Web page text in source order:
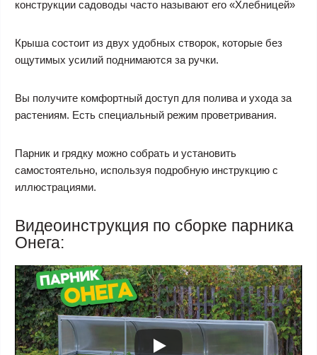
конструкции садоводы часто называют его «Хлебницей»
Крыша состоит из двух удобных створок, которые без
ощутимых усилий поднимаются за ручки.
Вы получите комфортный доступ для полива и ухода за
растениям. Есть специальный режим проветривания.
Парник и грядку можно собрать и установить
самостоятельно, используя подробную инструкцию с
иллюстрациями.
Видеоинструкция по сборке парника
Онега: